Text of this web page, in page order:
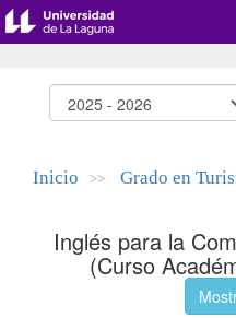
Inicio >> Grado en
Inglés para la
(Curso